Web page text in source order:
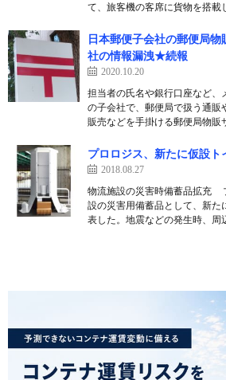
て、旅客機の客席に貨物を搭載
日本郵便子会社の郵便局
社の情報漏洩★続報
2020.10.20
担当者の氏名や銀行口座など、
の子会社で、郵便局で扱う通販
販売などを手掛ける郵便局物販
プロロジス、新たに仮設ト
2018.08.27
物流施設の災害時備蓄品拡充
設の災害用備蓄品として、新た
表した。地震などの発生時、周